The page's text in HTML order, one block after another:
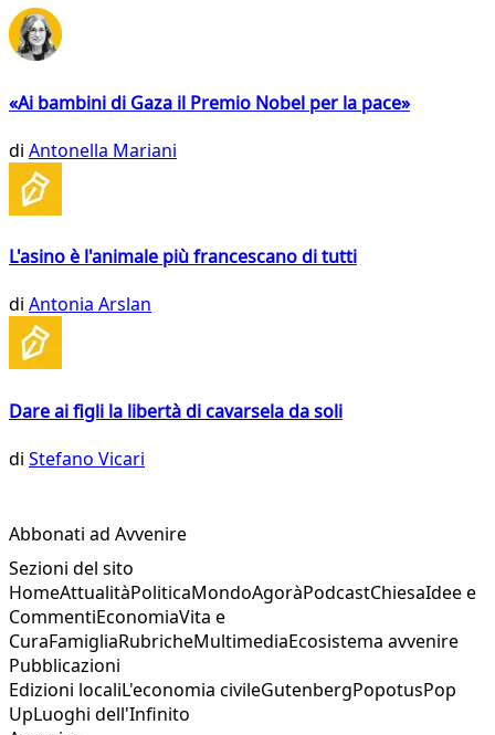
«Ai bambini di Gaza il Premio Nobel per la pace»
di Antonella Mariani
L'asino è l'animale più francescano di tutti
di Antonia Arslan
Dare ai figli la libertà di cavarsela da soli
di Stefano Vicari
Abbonati ad Avvenire
Sezioni del sito
HomeAttualitàPoliticaMondoAgoràPodcastChiesaIdee e
CommentiEconomiaVita e
CuraFamigliaRubricheMultimediaEcosistema avvenire
Pubblicazioni
Edizioni localiL'economia civileGutenbergPopotusPop
UpLuoghi dell'Infinito